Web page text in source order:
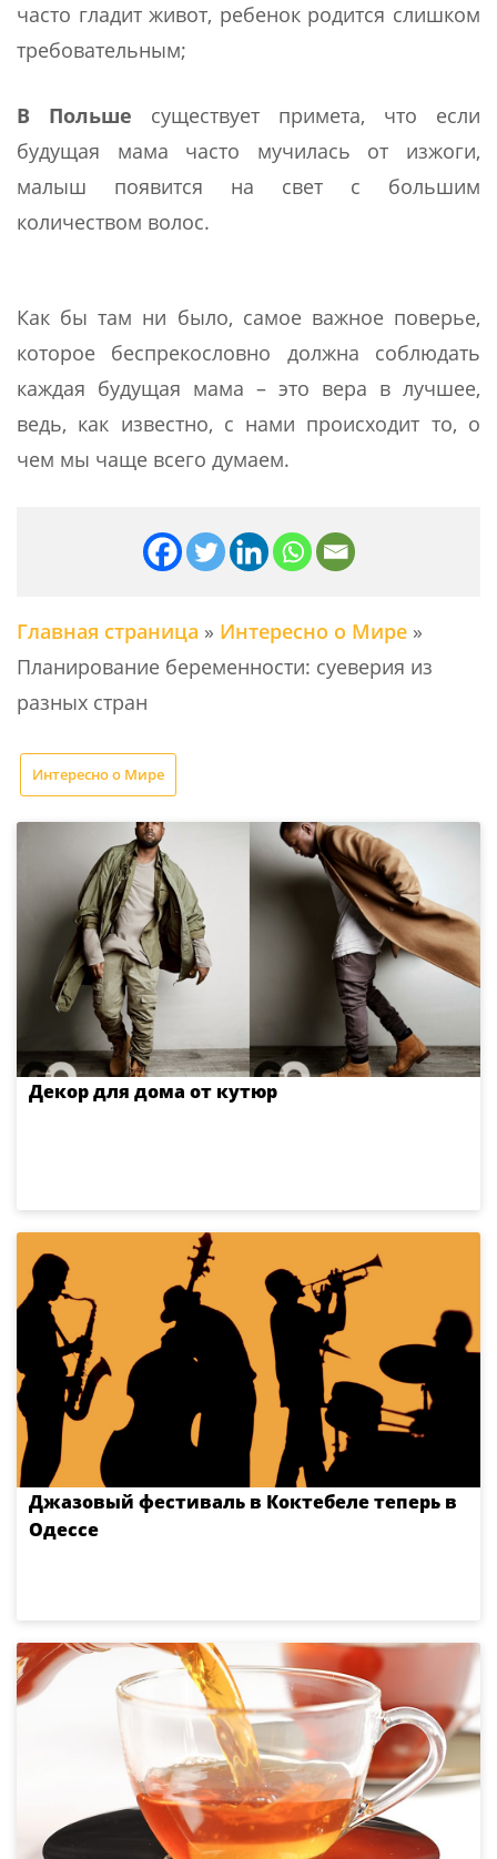
часто гладит живот, ребенок родится слишком
требовательным;
В Польше существует примета, что если
будущая мама часто мучилась от изжоги,
малыш появится на свет с большим
количеством волос.
Как бы там ни было, самое важное поверье,
которое беспрекословно должна соблюдать
каждая будущая мама – это вера в лучшее,
ведь, как известно, с нами происходит то, о
чем мы чаще всего думаем.
Главная страница » Интересно о Мире »
Планирование беременности: суеверия из
разных стран
Интересно о Мире
Декор для дома от кутюр
Джазовый фестиваль в Коктебеле теперь в
Одессе